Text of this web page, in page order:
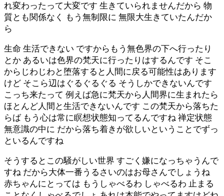
れ変わったって大変です 生きていられませんだから 物
質とも関係なく もう無制限に 無限大生きていたんだか
ら
生命 生活できない ですからもう無色界の下へ行ったり
とか あるいは色界の梵天に行ったりはするんです そこ
からじわじわと堕落すると人間に戻る可能性はあります
けど そこら辺はぐるぐるぐる そうしかできないんです
こっち来たって 例えば急に梵天から人間界に生まれたら
ほとんど人間と生活できないんです この梵天から落ちた
らば もう心は常に瞑想状態知ってるんですね 禅定状態
無意識の中に だから落ち着きが欲しいということでずっ
といるんですね
そうするとこの騒がしい世界 すごく嫌になっちゃうんで
すね だから大体一番うるさいのはお母さんでしょうね
赤ちゃんにとっては もうしゃべるわ しゃべるわ 止まる